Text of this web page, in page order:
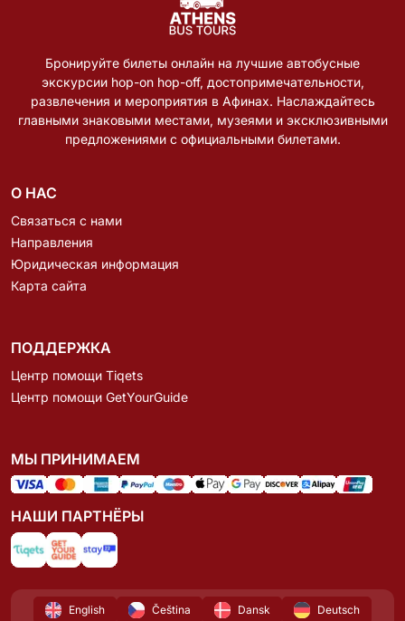
Бронируйте билеты онлайн на лучшие автобусные
экскурсии hop-on hop-off, достопримечательности,
развлечения и мероприятия в Афинах. Наслаждайтесь
главными знаковыми местами, музеями и эксклюзивными
предложениями с официальными билетами.
О НАС
Связаться с нами
Направления
Юридическая информация
Карта сайта
ПОДДЕРЖКА
Центр помощи Tiqets
Центр помощи GetYourGuide
МЫ ПРИНИМАЕМ
НАШИ ПАРТНЁРЫ
English Čeština Dansk Deutsch